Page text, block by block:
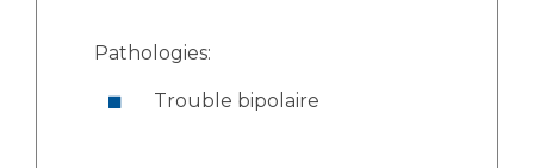
Pathologies:
Trouble bipolaire